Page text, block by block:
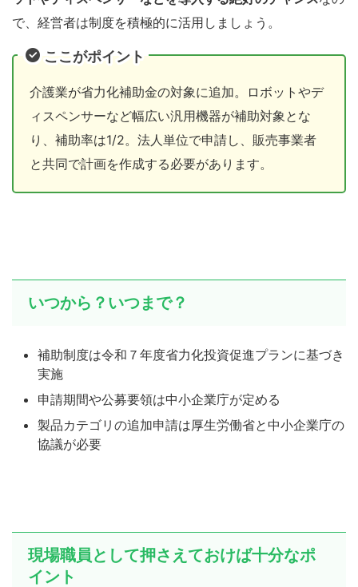
で、経営者は制度を積極的に活用しましょう。
ここがポイント
介護業が省力化補助金の対象に追加。ロボットやデ
ィスペンサーなど幅広い汎用機器が補助対象とな
り、補助率は1/2。法人単位で申請し、販売事業者
と共同で計画を作成する必要があります。
いつから？いつまで？
補助制度は令和７年度省力化投資促進プランに基づき
実施
申請期間や公募要領は中小企業庁が定める
製品カテゴリの追加申請は厚生労働省と中小企業庁の
協議が必要
現場職員として押さえておけば十分なポ
イント